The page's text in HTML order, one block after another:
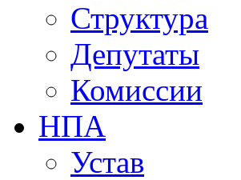
Структура
Депутаты
Комиссии
НПА
Устав